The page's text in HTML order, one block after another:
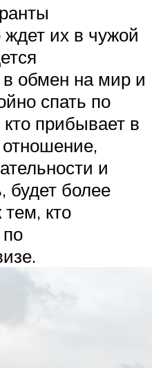
ждет их в чужой
в обмен на мир и
спать по
прибывает в
и
будет более
кто